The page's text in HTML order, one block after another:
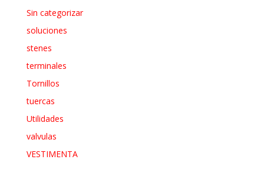
Sin categorizar
soluciones
stenes
terminales
Tornillos
tuercas
Utilidades
valvulas
VESTIMENTA